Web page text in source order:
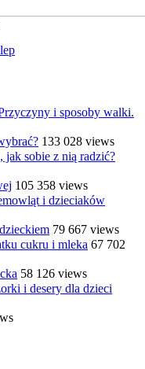
i sposoby walki.
133 028 views
jak sobie z nią radzić?
105 358 views
i dzieciaków
79 667 views
cukru i mleka 67 702
58 126 views
i desery dla dzieci